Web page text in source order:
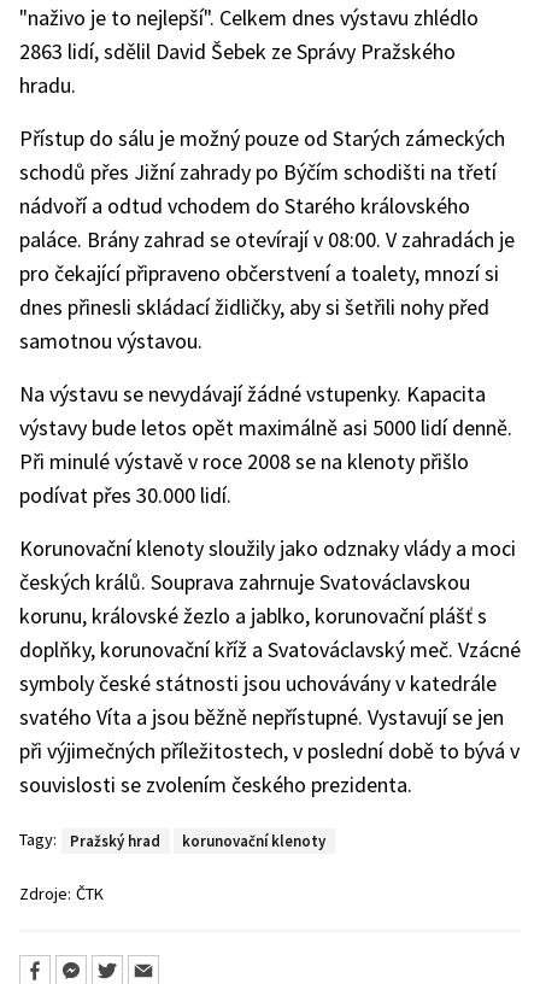
"naživo je to nejlepší". Celkem dnes výstavu zhlédlo
2863 lidí, sdělil David Šebek ze Správy Pražského
hradu.
Přístup do sálu je možný pouze od Starých zámeckých
schodů přes Jižní zahrady po Býčím schodišti na třetí
nádvoří a odtud vchodem do Starého královského
paláce. Brány zahrad se otevírají v 08:00. V zahradách je
pro čekající připraveno občerstvení a toalety, mnozí si
dnes přinesli skládací židličky, aby si šetřili nohy před
samotnou výstavou.
Na výstavu se nevydávají žádné vstupenky. Kapacita
výstavy bude letos opět maximálně asi 5000 lidí denně.
Při minulé výstavě v roce 2008 se na klenoty přišlo
podívat přes 30.000 lidí.
Korunovační klenoty sloužily jako odznaky vlády a moci
českých králů. Souprava zahrnuje Svatováclavskou
korunu, královské žezlo a jablko, korunovační plášť s
doplňky, korunovační kříž a Svatováclavský meč. Vzácné
symboly české státnosti jsou uchovávány v katedrále
svatého Víta a jsou běžně nepřístupné. Vystavují se jen
při výjimečných příležitostech, v poslední době to bývá v
souvislosti se zvolením českého prezidenta.
Tagy: Pražský hrad korunovační klenoty
Zdroje: ČTK